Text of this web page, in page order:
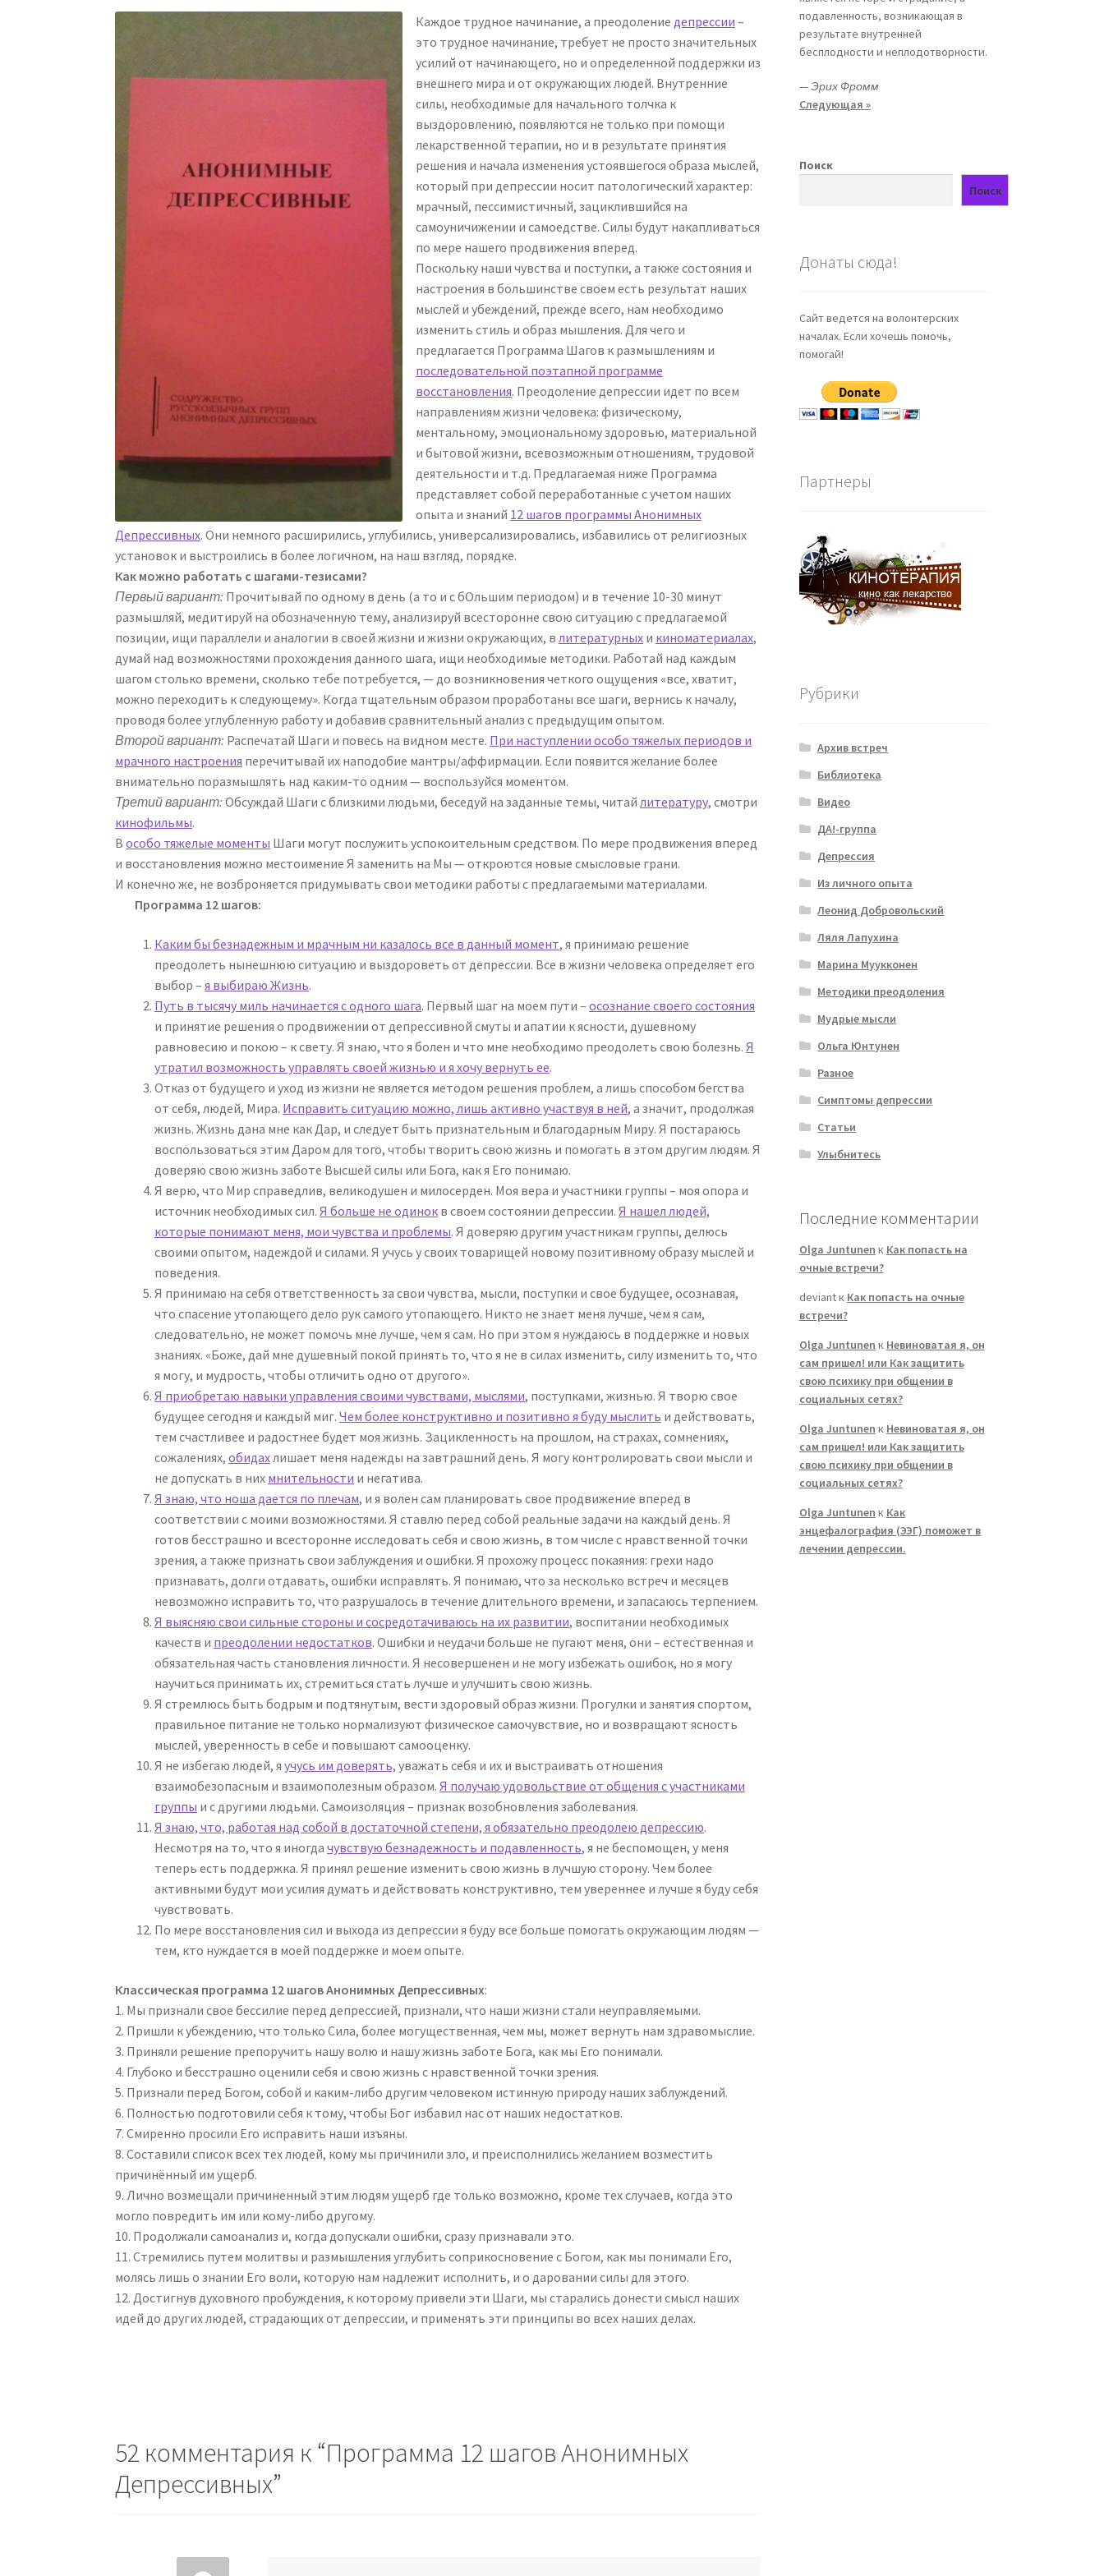
Каждое трудное начинание, а преодолениедепрессии –
это трудное начинание, требует не просто значительных
усилий от начинающего, но и определенной поддержки из
внешнего мира и от окружающих людей. Внутренние
силы, необходимые для начального толчка к
выздоровлению, появляются не только при помощи
лекарственной терапии, но и в результате принятия
решения и начала изменения устоявшегося образа мыслей,
который при депрессии носит патологический характер:
мрачный, пессимистичный, зациклившийся на
самоуничижении и самоедстве. Силы будут накапливаться
по мере нашего продвижения вперед.
Поскольку наши чувства и поступки, а также состояния и
настроения в большинстве своем есть результат наших
мыслей и убеждений, прежде всего, нам необходимо
изменить стиль и образ мышления. Для чего и
предлагается Программа Шагов к размышлениям и
последовательной поэтапной программе
восстановления. Преодоление депрессии идет по всем
направлениям жизни человека: физическому,
ментальному, эмоциональному здоровью, материальной
и бытовой жизни, всевозможным отношениям, трудовой
деятельности и т.д. Предлагаемая ниже Программа
представляет собой переработанные с учетом наших
опыта и знаний 12 шагов программы Анонимных
Депрессивных. Они немного расширились, углубились, универсализировались, избавились от религиозных
установок и выстроились в более логичном, на наш взгляд, порядке.
Как можно работать с шагами-тезисами?
Первый вариант: Прочитывай по одному в день (а то и с бОльшим периодом) и в течение 10-30 минут
размышляй, медитируй на обозначенную тему, анализируй всесторонне свою ситуацию с предлагаемой
позиции, ищи параллели и аналогии в своей жизни и жизни окружающих, влитературных и киноматериалах,
думай над возможностями прохождения данного шага, ищи необходимые методики. Работай над каждым
шагом столько времени, сколько тебе потребуется, — до возникновения четкого ощущения «все, хватит,
можно переходить к следующему». Когда тщательным образом проработаны все шаги, вернись к началу,
проводя более углубленную работу и добавив сравнительный анализ с предыдущим опытом.
Второй вариант: Распечатай Шаги и повесь на видном месте. При наступлении особо тяжелых периодов и
мрачного настроения перечитывай их наподобие мантры/аффирмации. Если появится желание более
внимательно поразмышлять над каким-то одним — воспользуйся моментом.
Третий вариант: Обсуждай Шаги с близкими людьми, беседуй на заданные темы, читайлитературу, смотри
кинофильмы.
Вособо тяжелые моменты Шаги могут послужить успокоительным средством. По мере продвижения вперед
и восстановления можно местоимение Я заменить на Мы — откроются новые смысловые грани.
И конечно же, не возброняется придумывать свои методики работы с предлагаемыми материалами.
Программа 12 шагов:
Каким бы безнадежным и мрачным ни казалось все в данный момент, я принимаю решение
преодолеть нынешнюю ситуацию и выздороветь от депрессии. Все в жизни человека определяет его
выбор –я выбираю Жизнь.
Путь в тысячу миль начинается с одного шага. Первый шаг на моем пути –осознание своего состояния
и принятие решения о продвижении от депрессивной смуты и апатии к ясности, душевному
равновесию и покою – к свету. Я знаю, что я болен и что мне необходимо преодолеть свою болезнь.Я
утратил возможность управлять своей жизнью и я хочу вернуть ее.
Отказ от будущего и уход из жизни не является методом решения проблем, а лишь способом бегства
от себя, людей, Мира. Исправить ситуацию можно, лишь активно участвуя в ней, а значит, продолжая
жизнь. Жизнь дана мне как Дар, и следует быть признательным и благодарным Миру. Я постараюсь
воспользоваться этим Даром для того, чтобы творить свою жизнь и помогать в этом другим людям. Я
доверяю свою жизнь заботе Высшей силы или Бога, как я Его понимаю.
Я верю, что Мир справедлив, великодушен и милосерден. Моя вера и участники группы – моя опора и
источник необходимых сил.Я больше не одинок в своем состоянии депрессии.Я нашел людей,
которые понимают меня, мои чувства и проблемы. Я доверяю другим участникам группы, делюсь
своими опытом, надеждой и силами. Я учусь у своих товарищей новому позитивному образу мыслей и
поведения.
Я принимаю на себя ответственность за свои чувства, мысли, поступки и свое будущее, осознавая,
что спасение утопающего дело рук самого утопающего. Никто не знает меня лучше, чем я сам,
следовательно, не может помочь мне лучше, чем я сам. Но при этом я нуждаюсь в поддержке и новых
знаниях. «Боже, дай мне душевный покой принять то, что я не в силах изменить, силу изменить то, что
я могу, и мудрость, чтобы отличить одно от другого».
Я приобретаю навыки управления своими чувствами, мыслями, поступками, жизнью. Я творю свое
будущее сегодня и каждый миг.Чем более конструктивно и позитивно я буду мыслить и действовать,
тем счастливее и радостнее будет моя жизнь. Зацикленность на прошлом, на страхах, сомнениях,
сожалениях,обидахлишает меня надежды на завтрашний день. Я могу контролировать свои мысли и
не допускать в них мнительности и негатива.
Я знаю, что ноша дается по плечам, и я волен сам планировать свое продвижение вперед в
соответствии с моими возможностями. Я ставлю перед собой реальные задачи на каждый день. Я
готов бесстрашно и всесторонне исследовать себя и свою жизнь, в том числе с нравственной точки
зрения, а также признать свои заблуждения и ошибки. Я прохожу процесс покаяния: грехи надо
признавать, долги отдавать, ошибки исправлять. Я понимаю, что за несколько встреч и месяцев
невозможно исправить то, что разрушалось в течение длительного времени, и запасаюсь терпением.
Я выясняю свои сильные стороны и сосредотачиваюсь на их развитии, воспитании необходимых
качеств и преодолении недостатков. Ошибки и неудачи больше не пугают меня, они – естественная и
обязательная часть становления личности. Я несовершенен и не могу избежать ошибок, но я могу
научиться принимать их, стремиться стать лучше и улучшить свою жизнь.
Я стремлюсь быть бодрым и подтянутым, вести здоровый образ жизни. Прогулки и занятия спортом,
правильное питание не только нормализуют физическое самочувствие, но и возвращают ясность
мыслей, уверенность в себе и повышают самооценку.
Я не избегаю людей, яучусь им доверять, уважать себя и их и выстраивать отношения
взаимобезопасным и взаимополезным образом.Я получаю удовольствие от общения с участниками
группы и с другими людьми. Самоизоляция – признак возобновления заболевания.
Я знаю, что, работая над собой в достаточной степени, я обязательно преодолею депрессию.
Несмотря на то, что я иногдачувствую безнадежность и подавленность, я не беспомощен, у меня
теперь есть поддержка. Я принял решение изменить свою жизнь в лучшую сторону. Чем более
активными будут мои усилия думать и действовать конструктивно, тем увереннее и лучше я буду себя
чувствовать.
По мере восстановления сил и выхода из депрессии я буду все больше помогать окружающим людям —
тем, кто нуждается в моей поддержке и моем опыте.
Классическая программа 12 шагов Анонимных Депрессивных:
1. Мы признали свое бессилие перед депрессией, признали, что наши жизни стали неуправляемыми.
2. Пришли к убеждению, что только Сила, более могущественная, чем мы, может вернуть нам здравомыслие.
3. Приняли решение препоручить нашу волю и нашу жизнь заботе Бога, как мы Его понимали.
4. Глубоко и бесстрашно оценили себя и свою жизнь с нравственной точки зрения.
5. Признали перед Богом, собой и каким-либо другим человеком истинную природу наших заблуждений.
6. Полностью подготовили себя к тому, чтобы Бог избавил нас от наших недостатков.
7. Смиренно просили Его исправить наши изъяны.
8. Составили список всех тех людей, кому мы причинили зло, и преисполнились желанием возместить
причинённый им ущерб.
9. Лично возмещали причиненный этим людям ущерб где только возможно, кроме тех случаев, когда это
могло повредить им или кому-либо другому.
10. Продолжали самоанализ и, когда допускали ошибки, сразу признавали это.
11. Стремились путем молитвы и размышления углубить соприкосновение с Богом, как мы понимали Его,
молясь лишь о знании Его воли, которую нам надлежит исполнить, и о даровании силы для этого.
12. Достигнув духовного пробуждения, к которому привели эти Шаги, мы старались донести смысл наших
идей до других людей, страдающих от депрессии, и применять эти принципы во всех наших делах.
52 комментария к “Программа 12 шагов Анонимных
Депрессивных”
подавленность, возникающая в
результате внутренней
бесплодности и неплодотворности.
—Эрих Фромм
Следующая »
Поиск
Поиск
Донаты сюда!
Сайт ведется на волонтерских
началах. Если хочешь помочь,
помогай!
Партнеры
Рубрики
Архив встреч
Библиотека
Видео
ДА!-группа
Депрессия
Из личного опыта
Леонид Добровольский
Ляля Лапухина
Марина Муукконен
Методики преодоления
Мудрые мысли
Ольга Юнтунен
Разное
Симптомы депрессии
Статьи
Улыбнитесь
Последние комментарии
Olga Juntunen к Как попасть на
очные встречи?
deviantк Как попасть на очные
встречи?
Olga Juntunen к Невиноватая я, он
сам пришел! или Как защитить
свою психику при общении в
социальных сетях?
Olga Juntunen к Невиноватая я, он
сам пришел! или Как защитить
свою психику при общении в
социальных сетях?
Olga Juntunen к Как
энцефалография (ЭЭГ) поможет в
лечении депрессии.